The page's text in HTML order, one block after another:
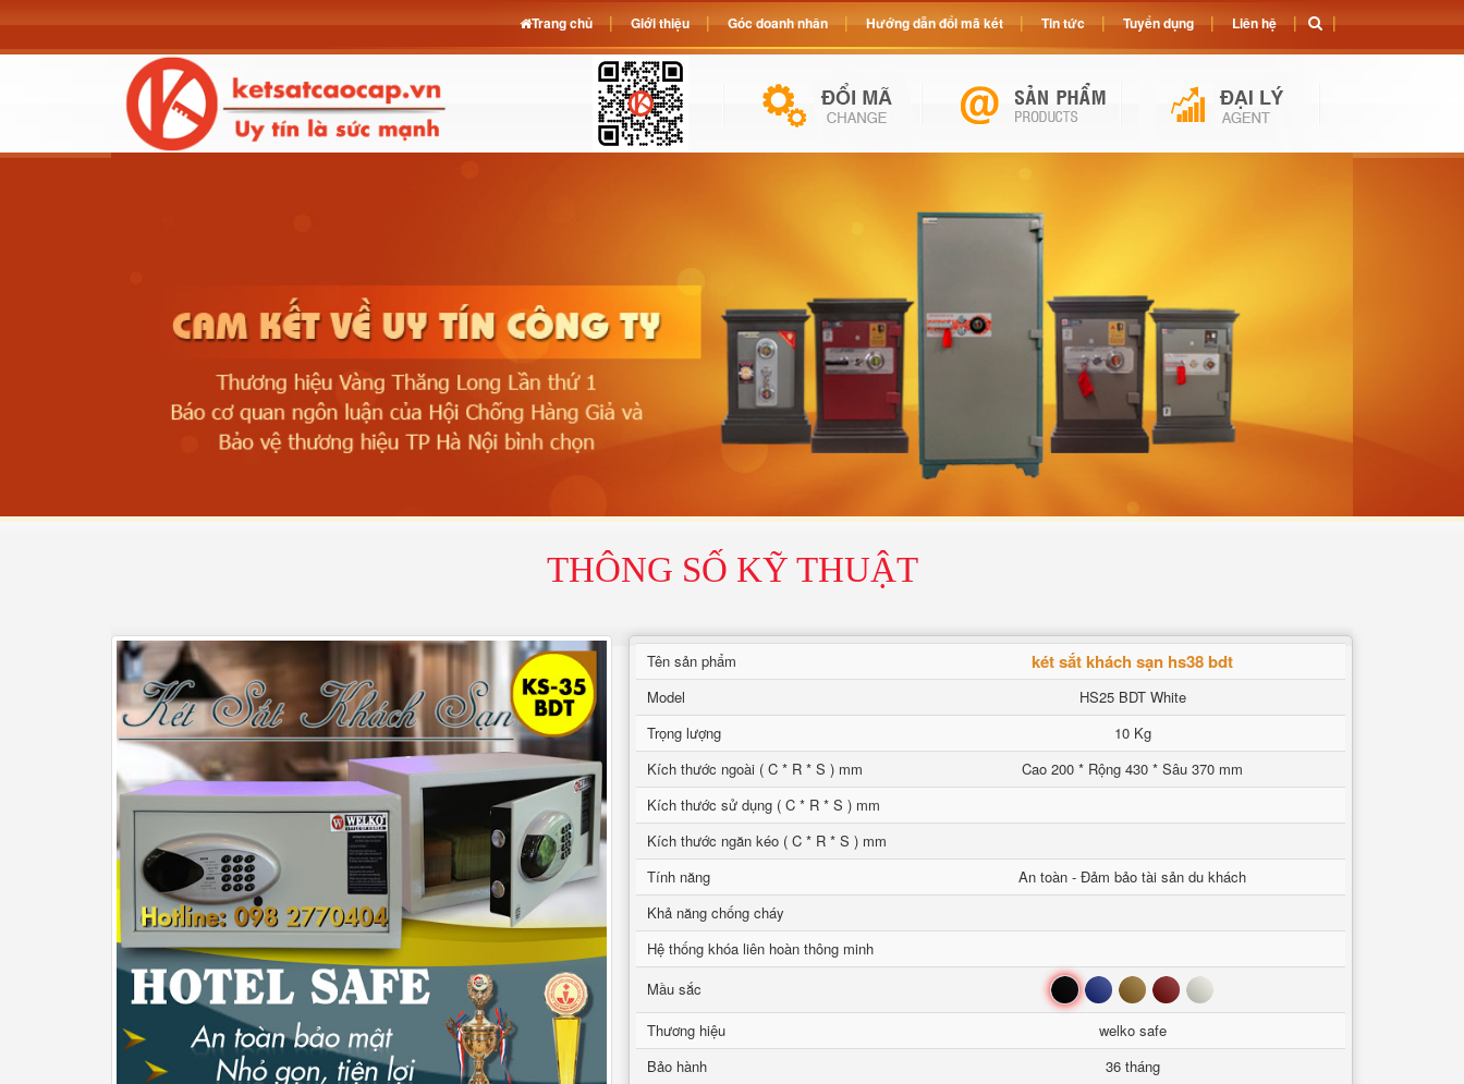
THÔNG SỐ KỸ THUẬT
Tên sản phẩm két sắt khách sạn hs38 bdt
Model
HS25 BDT White
Trọng lượng
10 Kg
Kích thước ngoài ( C * R * S ) mm
Cao 200 * Rộng 430 * Sâu 370 mm
Kích thước sử dụng ( C * R * S ) mm
Kích thước ngăn kéo ( C * R * S ) mm
Tính năng
An toàn - Đảm bảo tài sản du khách
Khả năng chống cháy
Hệ thống khóa liên hoàn thông minh
Mầu sắc
Đen Xanh Nâu Đỏ Trắng
Thương hiệu
welko safe
Bảo hành
36 tháng
Trang chủ Giới thiệu Góc doanh nhân Hướng dẫn đổi mã két Tin tức Tuyển dụng Liên hệ